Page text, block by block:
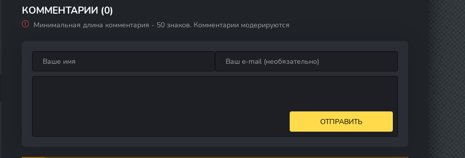
КОММЕНТАРИИ (0)
Минимальная длина комментария - 50 знаков. Комментарии модерируются
ОТПРАВИТЬ